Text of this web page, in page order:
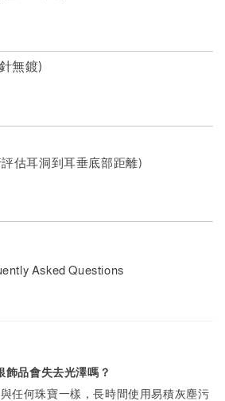
無鍍)
估耳洞到耳垂底部距離)
Asked Questions
飾品會失去光澤嗎？
任何珠寶一樣，長時間使用易積灰塵污